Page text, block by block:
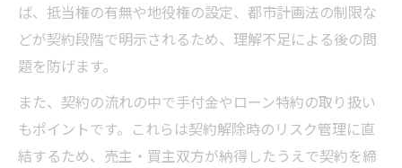
ば、抵当権の有無や地役権の設定、都市計画法の制限な
どが契約段階で明示されるため、理解不足による後の問
題を防げます。
また、契約の流れの中で手付金やローン特約の取り扱い
もポイントです。これらは契約解除時のリスク管理に直
結するため、売主・買主双方が納得したうえで契約を締